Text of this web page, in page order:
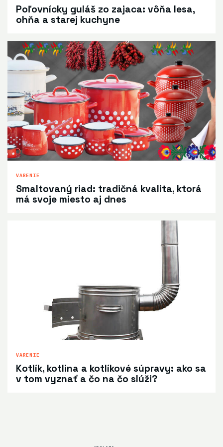
Poľovnícky guláš zo zajaca: vôňa lesa,
ohňa a starej kuchyne
VARENIE
Smaltovaný riad: tradičná kvalita, ktorá
má svoje miesto aj dnes
VARENIE
Kotlík, kotlina a kotlíkové súpravy: ako sa
v tom vyznať a čo na čo slúži?